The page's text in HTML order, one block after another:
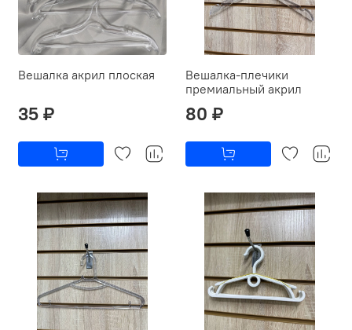
Вешалка акрил плоская
35 ₽
Вешалка-плечики
премиальный акрил
80 ₽